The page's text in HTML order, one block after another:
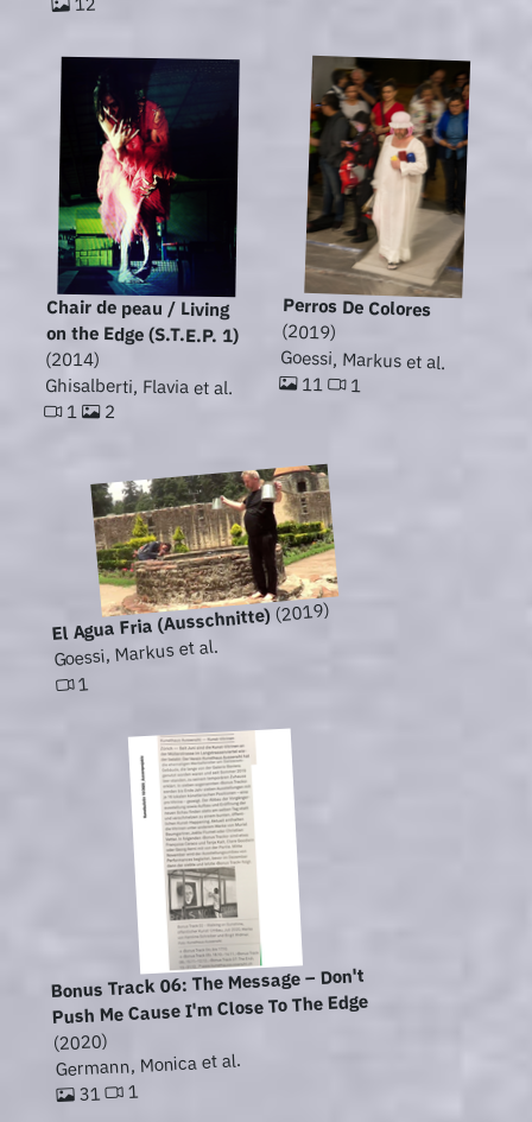
Chair de peau / Living
on the Edge (S.T.E.P. 1)
(2014)
Ghisalberti, Flavia et al.
1 2
Perros De Colores
(2019)
Goessi, Markus et al.
11 1
El Agua Fria (Ausschnitte)(2019)
Goessi, Markus et al.
1
Bonus Track 06: The Message – Don't
Push Me Cause I'm Close To The Edge
(2020)
Germann, Monica et al.
31 1